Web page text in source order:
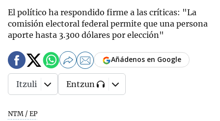
El político ha respondido firme a las críticas: "La
comisión electoral federal permite que una persona
aporte hasta 3.300 dólares por elección"
NTM / EP
Añádenos en Google
Itzuli Entzun